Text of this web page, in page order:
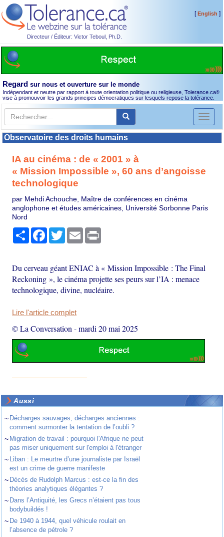
Directeur / Éditeur: Victor Teboul, Ph.D.
[English ]
Regard sur nous et ouverture sur le monde
Indépendant et neutre par rapport à toute orientation politique ou religieuse, Tolerance.ca®
vise à promouvoir les grands principes démocratiques sur lesquels repose la tolérance.
Toggle
Observatoire des droits humains
IA au cinéma : de « 2001 » à
« Mission Impossible », 60 ans d’angoisse
technologique
par Mehdi Achouche, Maître de conférences en cinéma
anglophone et études américaines, Université Sorbonne Paris
Nord
PartagerFacebook
TwitterEmail
Du cerveau géant ENIAC à « Mission Impossible : The Final
Reckoning », le cinéma projette ses peurs sur l’IA : menace
technologique, divine, nucléaire.
Lire l'article complet
© La Conversation -mardi 20 mai 2025
Aussi
~ Décharges sauvages, décharges anciennes :
comment surmonter la tentation de l’oubli ?
~ Migration de travail : pourquoi l'Afrique ne peut
pas miser uniquement sur l'emploi à l'étranger
~ Liban : Le meurtre d’une journaliste par Israël
est un crime de guerre manifeste
~ Décès de Rudolph Marcus : est-ce la fin des
théories analytiques élégantes ?
~ Dans l’Antiquité, les Grecs n’étaient pas tous
bodybuildés !
~ De 1940 à 1944, quel véhicule roulait en
l’absence de pétrole ?